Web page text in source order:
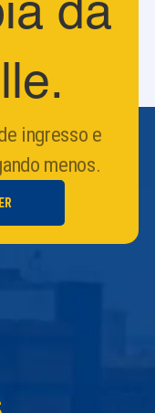
da
ingresso e
menos.